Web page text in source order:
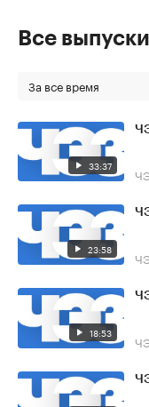
Все
За все время
33:37
23:58
18:53